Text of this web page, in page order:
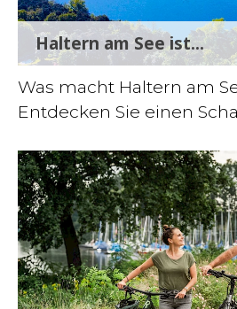
Haltern am See ist...
Was macht Haltern am
Entdecken Sie einen